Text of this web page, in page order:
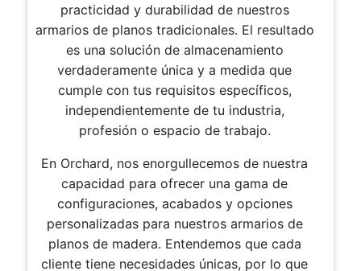
practicidad y durabilidad de nuestros
armarios de planos tradicionales. El resultado
es una solución de almacenamiento
verdaderamente única y a medida que
cumple con tus requisitos específicos,
independientemente de tu industria,
profesión o espacio de trabajo.
En Orchard, nos enorgullecemos de nuestra
capacidad para ofrecer una gama de
configuraciones, acabados y opciones
personalizadas para nuestros armarios de
planos de madera. Entendemos que cada
cliente tiene necesidades únicas, por lo que